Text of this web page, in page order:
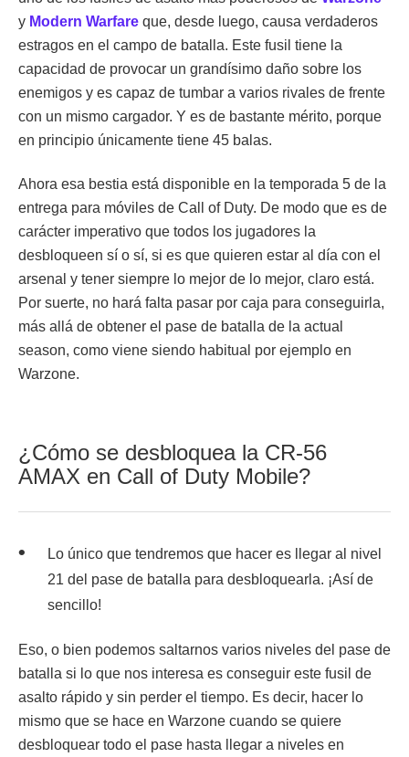
y Modern Warfare que, desde luego, causa verdaderos
estragos en el campo de batalla. Este fusil tiene la
capacidad de provocar un grandísimo daño sobre los
enemigos y es capaz de tumbar a varios rivales de frente
con un mismo cargador. Y es de bastante mérito, porque
en principio únicamente tiene 45 balas.
Ahora esa bestia está disponible en la temporada 5 de la
entrega para móviles de Call of Duty. De modo que es de
carácter imperativo que todos los jugadores la
desbloqueen sí o sí, si es que quieren estar al día con el
arsenal y tener siempre lo mejor de lo mejor, claro está.
Por suerte, no hará falta pasar por caja para conseguirla,
más allá de obtener el pase de batalla de la actual
season, como viene siendo habitual por ejemplo en
Warzone.
¿Cómo se desbloquea la CR-56
AMAX en Call of Duty Mobile?
Lo único que tendremos que hacer es llegar al nivel
21 del pase de batalla para desbloquearla. ¡Así de
sencillo!
Eso, o bien podemos saltarnos varios niveles del pase de
batalla si lo que nos interesa es conseguir este fusil de
asalto rápido y sin perder el tiempo. Es decir, hacer lo
mismo que se hace en Warzone cuando se quiere
desbloquear todo el pase hasta llegar a niveles en